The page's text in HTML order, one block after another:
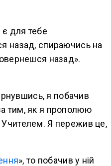
для тебе
назад, спираючись на
назад».
я побачив
тим, як я прополюю
Учителем. Я пережив це,
», то побачив у ній